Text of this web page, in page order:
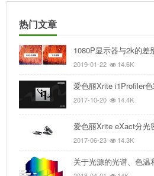
热门文章
1080P显示器与2k的差
2019-01-22 14.6K
爱色丽Xrite i1Profiler
2017-10-20 14.4K
爱色丽Xrite eXact分光
2017-06-23 14.3K
关于光源的光谱、色温